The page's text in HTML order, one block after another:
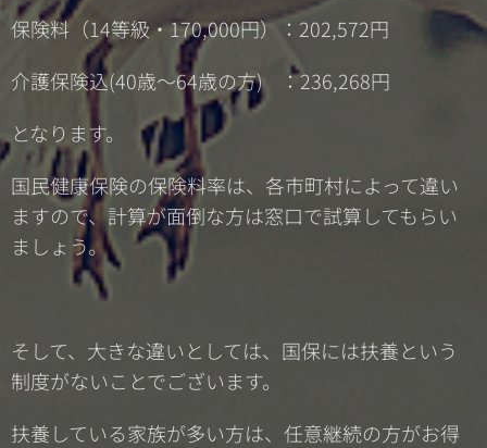
保険料（14等級・170,000円）：202,572円
介護保険込(40歳～64歳の方) ：236,268円
となります。
国民健康保険の保険料率は、各市町村によって違い
ますので、計算が面倒な方は窓口で試算してもらい
ましょう。
そして、大きな違いとしては、国保には扶養という
制度がないことでございます。
扶養している家族が多い方は、任意継続の方がお得